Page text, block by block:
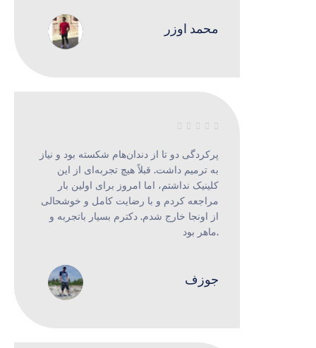
محمد اوزر
پرکردگی دو تا از دندان‌هام شکسته بود و نیاز
به ترمیم داشت. قبلاً هیچ تجربه‌ای از این
کلینیک نداشتم، اما امروز برای اولین بار
مراجعه کردم و با رضایت کامل و خوشحالی
از اونجا خارج شدم. دکترم بسیار با‌تجربه و
ماهر بود.
جوزف